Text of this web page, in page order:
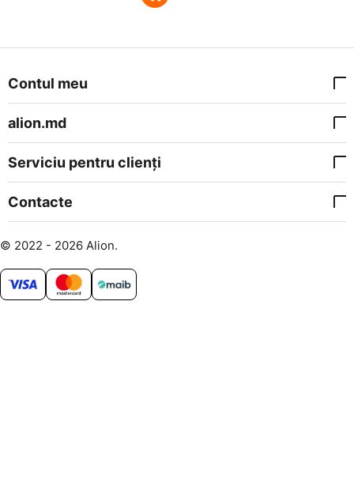
Contul meu
alion.md
Serviciu pentru clienți
Contacte
© 2022 - 2026 Alion.